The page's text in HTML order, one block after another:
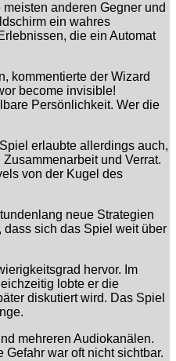
anderen Gegner und
ein wahres
die ein Automat
kommentierte der Wizard
become invisible!
Persönlichkeit. Wer die
erlaubte allerdings auch,
und Verrat.
von der Kugel des
neue Strategien
sich das Spiel weit über
hervor. Im
lobte er die
diskutiert wird. Das Spiel
mehreren Audiokanälen.
war oft nicht sichtbar.